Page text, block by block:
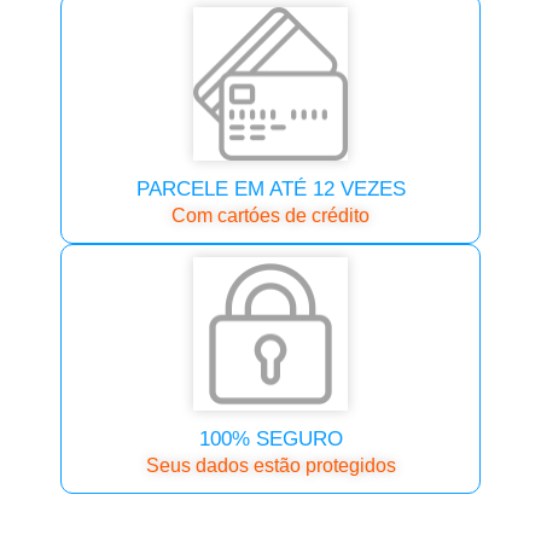
PARCELE EM ATÉ 12 VEZES
Com cartóes de crédito
100% SEGURO
Seus dados estão protegidos